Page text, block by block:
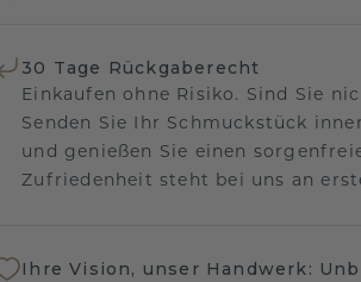
30 Tage Rückgaberecht
Einkaufen ohne Risiko. Sind Sie
Senden Sie Ihr Schmuckstück
und genießen Sie einen
Zufriedenheit steht bei uns an
Ihre Vision, unser Handwerk: